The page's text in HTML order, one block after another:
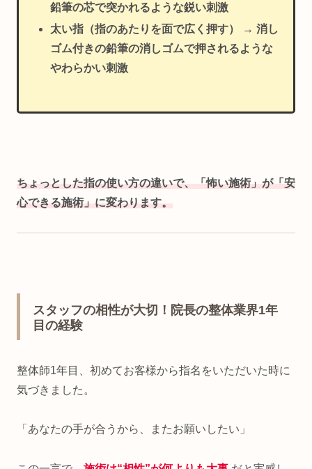
鉛筆の芯で突かれるような鋭い刺激
太い指（指のあたりを面で広く押す） → 消し
ゴム付きの鉛筆の消しゴムで押されるような
やわらかい刺激
ちょっとした指の使い方の違いで、「怖い施術」が「安
心できる施術」に変わります。
スタッフの相性が大切！院長の整体業界1年
目の経験
整体師1年目、初めてお客様から指名をいただいた時に
気づきました。
「あなたの手が合うから、またお願いしたい」